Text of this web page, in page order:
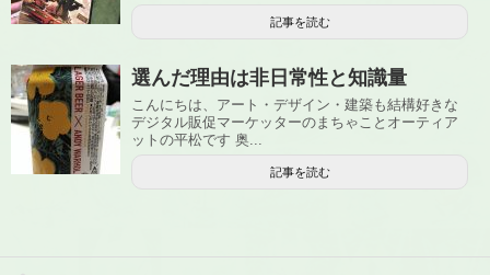
記事を読む
選んだ理由は非日常性と知識量
こんにちは、アート・デザイン・建築も結構好きな
デジタル販促マーケッターのまちゃことオーティア
ットの平松です 奥...
記事を読む